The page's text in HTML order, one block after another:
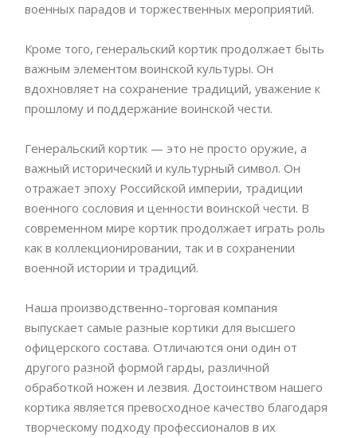
военных парадов и торжественных мероприятий.
Кроме того, генеральский кортик продолжает быть
важным элементом воинской культуры. Он
вдохновляет на сохранение традиций, уважение к
прошлому и поддержание воинской чести.
Генеральский кортик — это не просто оружие, а
важный исторический и культурный символ. Он
отражает эпоху Российской империи, традиции
военного сословия и ценности воинской чести. В
современном мире кортик продолжает играть роль
как в коллекционировании, так и в сохранении
военной истории и традиций.
Наша производственно-торговая компания
выпускает самые разные кортики для высшего
офицерского состава. Отличаются они один от
другого разной формой гарды, различной
обработкой ножен и лезвия. Достоинством нашего
кортика является превосходное качество благодаря
творческому подходу профессионалов в их